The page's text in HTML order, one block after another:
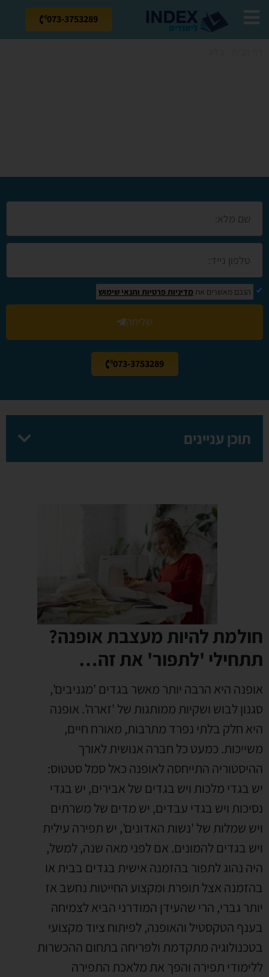
073-3753289
הנכם מאשרים את מדיניות פרטיות ותנאי שימוש
שליחה
073-3753289
תוכן עניינים
חולמת להיות מעצבת אופנה?
תתחילי 'לתפור' את זה…
אופנה היא הרבה יותר מאשר בגדים 'מגניבים',
סגנון לבוש ושקיות ממותגות של 'זארה'. אופנה
היא חלק בלתי נפרד מתרבות, מאורח חיים,
משייכות. כמעט כל חברה אנושית לאורך
ההיסטוריה התייחסה לאופנה כאל סמל סטטוס:
יש בגדי מלכות ויש בגדים של אבירים, יש בגדי
נסיכות ויש בגדי עבדים, יש מדים של משרתים
ויש שמלות של 'נשות האדונים', יש תפירה עילית
ויש בגדים להמונים. אם לפני מאה שנה, למשל,
היה נהוג לתפור בהזמנה אישית בגדים בבית או
בהזמנה אצל תופרת ומקצוע החייטות נחשב אז
יותר גברי, הרי שהעידן המודרני הביא לצמיחה
בענף הטקסטיל והאופנה, לפיתוח ציוד מקצועי
בטכנולוגיה מתקדמת ולפריחה בתחום ההכשרות
ללימודי תפירה והפך את מלאכת התפירה